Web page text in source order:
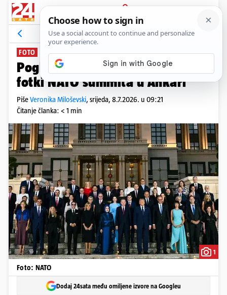
PRIJAVA
News Komentari
FOTO
Pogledajte gdje je Milanović na
fotki NATO summita u Ankari
PišeVeronika Miloševski, srijeda, 8.7.2026. u 09:21
Čitanje članka: < 1 min
1
Foto: NATO
Dodaj 24sata među omiljene izvore na Googleu